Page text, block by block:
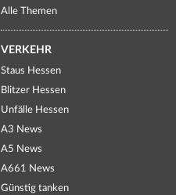
Alle Themen
VERKEHR
Staus Hessen
Blitzer Hessen
Unfälle Hessen
A3 News
A5 News
A661 News
Günstig tanken